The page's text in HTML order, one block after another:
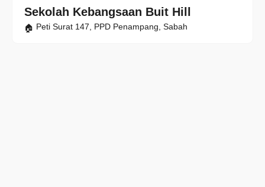
Sekolah Kebangsaan Buit Hill
Peti Surat 147, PPD Penampang, Sabah